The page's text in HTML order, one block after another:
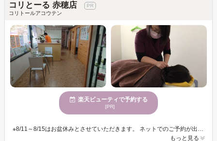
コリとーる 赤穂店
コリトールアコウテン
楽天ビューティで予約する
[PR]
※8/11～8/15はお盆休みとさせていただきます。 ネットでのご予約が出来ない場合は、電話にてご相談ください。 仕事・家事・育児・ハードなスポーツや勉強…知らないうちに私たちは日々時間に追われています！疲れが溜まると免疫力が低下し体調を崩しやすくなります。ほぐし処【コリとーる】では、癒される空間と気持ちいい施術で日々の生活を一時忘れ、心と身体のストレス緩和のお手伝いを致します。 お客様一人一人の症状に合わせ丁寧に施術させていただきます。 もちろんオールハンドです！！今日の疲れは今日のうちに♪ ◆ボディケアは疲労回復のほか首、肩、腰、背中などの深いコリに◎ ◆フットケアで足裏に集中する反射区を刺激♪足のだるみやむくみに！ ◆特にお疲れの方には、じっくり施術の≪スペシャルケア≫をご用意★ その他にも豊富なメニューがあります♪疲れをスッキリさせたい、気分をリフレッシュしたい！そんなときは是非ほぐし処【コリとーる】へお越し下さい♪皆様のお越しをお待ちしております。
もっと見る